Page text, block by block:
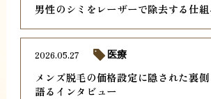
男性のシミをレーザーで除去する仕
メンズ脱毛の価格設定に隠された裏
語るインタビュー
2026.05.27 医療